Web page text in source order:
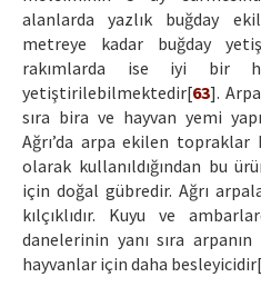
alanlarda yazlık buğday
metreye kadar buğday
rakımlarda ise iyi bir
yetiştirilebilmektedir[63]. Arpa
sıra bira ve hayvan yemi
Ağrı’da arpa ekilen topraklar
olarak kullanıldığından bu
için doğal gübredir. Ağrı
kılçıklıdır. Kuyu ve
danelerinin yanı sıra
hayvanlar için daha besleyicidir[